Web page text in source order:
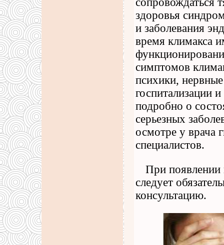
здоровья
и заболевания
время климакса
симптомов
психики,
госпитализации
подробно о
серьезных
осмотре у врача
специалистов.
При появлении
следует
консультацию.